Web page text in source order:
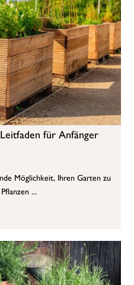
für Anfänger
Möglichkeit, Ihren Garten zu
...